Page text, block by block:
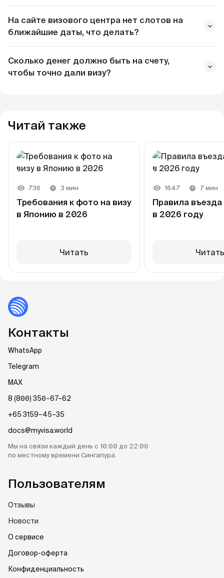
Важно:наличие QR-кодов не отменяет
уже исполнилось 14 лет
На сайте визового центра нет слотов на
ближайшие даты, что делать?
Сколько денег должно быть на счету,
чтобы точно дали визу?
(или 150 USD, если поездка дорогая) в рублёвом
эквиваленте на каждый день пребывания
Читай также
736 3 мин
Требования к фото на визу
в Японию в 2026
Читать
1647 7 мин
Правила
в 2026 году
Читать
Контакты
WhatsApp
Telegram
MAX
8 (800) 350–67–62
+65 3159–45–35
docs@myvisa.world
Мы на связи каждый день с 10:00 до 22:00
по местному времени Сингапура.
Пользователям
Отзывы
Новости
О сервисе
Договор-оферта
Конфиденциальность